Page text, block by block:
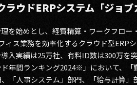
ウドERPシステム「ジョブ
を始めとし、経費精算・ワークフロ
ィス業務を効率化するクラウド型ERP
入実績は25万社、有料ID数は300万
年間ランキング2024※」において、
「人事システム」部門、「給与計算